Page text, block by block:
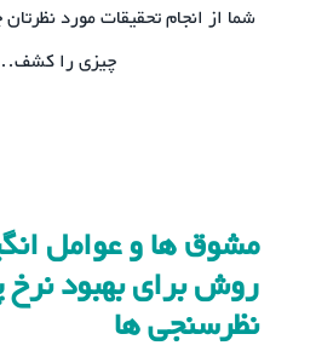
شما از انجام تحقیقات مورد
چیزی را
مشوق ها و عوامل
روش برای بهبود
نظرسنجی ها